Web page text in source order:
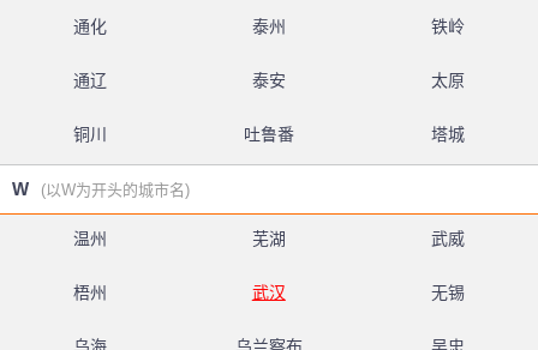
通化 泰州 铁岭
通辽 泰安 太原
铜川 吐鲁番 塔城
W (以W为开头的城市名)
温州 芜湖 武威
梧州 武汉 无锡